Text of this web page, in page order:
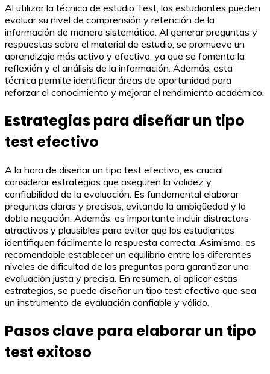
Al utilizar la técnica de estudio Test, los estudiantes pueden
evaluar su nivel de comprensión y retención de la
información de manera sistemática. Al generar preguntas y
respuestas sobre el material de estudio, se promueve un
aprendizaje más activo y efectivo, ya que se fomenta la
reflexión y el análisis de la información. Además, esta
técnica permite identificar áreas de oportunidad para
reforzar el conocimiento y mejorar el rendimiento académico.
Estrategias para diseñar un tipo
test efectivo
A la hora de diseñar un tipo test efectivo, es crucial
considerar estrategias que aseguren la validez y
confiabilidad de la evaluación. Es fundamental elaborar
preguntas claras y precisas, evitando la ambigüedad y la
doble negación. Además, es importante incluir distractors
atractivos y plausibles para evitar que los estudiantes
identifiquen fácilmente la respuesta correcta. Asimismo, es
recomendable establecer un equilibrio entre los diferentes
niveles de dificultad de las preguntas para garantizar una
evaluación justa y precisa. En resumen, al aplicar estas
estrategias, se puede diseñar un tipo test efectivo que sea
un instrumento de evaluación confiable y válido.
Pasos clave para elaborar un tipo
test exitoso